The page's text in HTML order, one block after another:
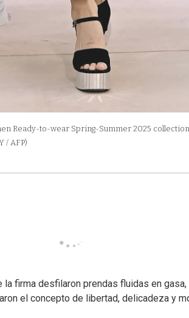
Ready-to-wear Spring-Summer 2025
/ AFP)
firma desfilaron prendas fluidas en
el concepto de libertad, delicadeza y